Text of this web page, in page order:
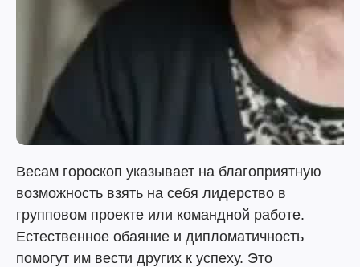
Весам гороскоп указывает на благоприятную
возможность взять на себя лидерство в
групповом проекте или командной работе.
Естественное обаяние и дипломатичность
помогут им вести других к успеху. Это